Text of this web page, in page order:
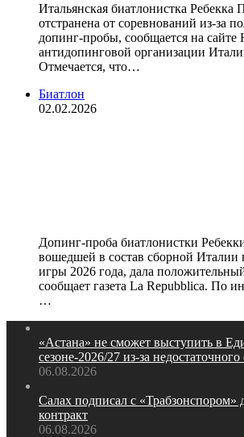
Итальянская биатлонистка Ребекка
отстранена от соревнований из‑за
допинг‑пробы, сообщается на
антидопинговой организации
Отмечается, что…
Биатлон
02.02.2026
Допинг‑проба биатлонистки
вошедшей в состав сборной
игры 2026 года, дала положительный
сообщает газета La Repubblica. По
…
«Астана» не сможет выступить в
сезоне‑2026/27 из‑за
06.08.2026
Салах подписал с «Трабзонспором»
контракт
06.08.2026